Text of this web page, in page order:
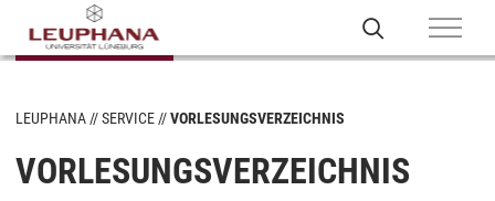
LEUPHANA SERVICE VORLESUNGSVERZEICHNIS
VORLESUNGSVERZEICHNIS